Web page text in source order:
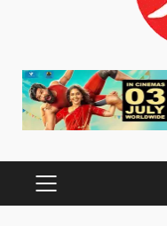
PRIMARY
MENU